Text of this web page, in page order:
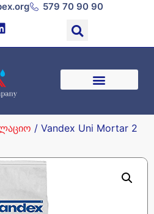
579 70 90 90
/ Vandex Uni Mortar 2